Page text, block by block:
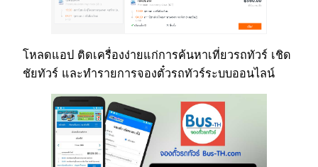
โหลดแอป ติดเครื่องง่ายแก่การค้นหาเที่ยวรถทัวร์ เชิด
ชัยทัวร์ และทำรายการจองตั๋วรถทัวร์ระบบออนไลน์